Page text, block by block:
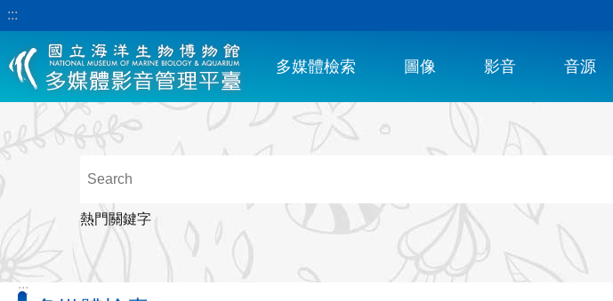
跳到主要內容區塊
:::
多媒體檢索 圖像 影音 音源
熱門關鍵字
:::